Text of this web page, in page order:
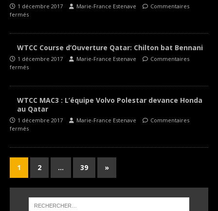
1 décembre 2017 Marie-France Estenave
Commentaires
fermés
WTCC Course d’Ouverture Qatar: Chilton bat Bennani
1 décembre 2017 Marie-France Estenave
Commentaires
fermés
WTCC MAC3 : L’équipe Volvo Polestar devance Honda
au Qatar
1 décembre 2017 Marie-France Estenave
Commentaires
fermés
1 2 … 39 »